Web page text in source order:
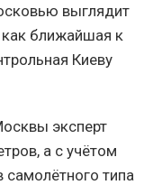
выглядит
ближайшая к
Киеву
эксперт
а с учётом
самолётного типа